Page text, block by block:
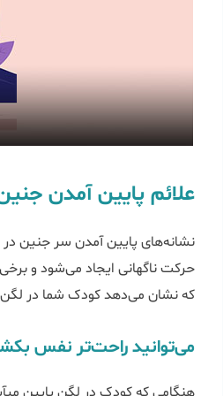
علائم پایین آمدن
نشانه‌های پایین آمدن سر جنین
حرکت ناگهانی ایجاد می‌شود و
که نشان می‌دهد کودک شما در لگن
می‌توانید راحت‌تر نفس